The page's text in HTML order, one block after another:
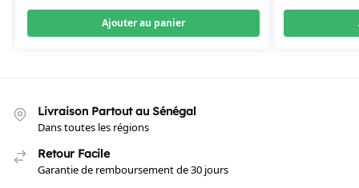
Ajouter au panier
Livraison Partout au Sénégal
Dans toutes les régions
Retour Facile
Garantie de remboursement de 30 jours